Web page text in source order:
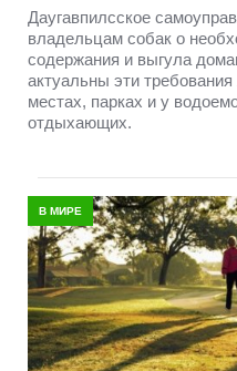
Даугавпилсское
владельцам собак о
содержания и выгула
актуальны эти
местах, парках и у
отдыхающих.
В МИРЕ